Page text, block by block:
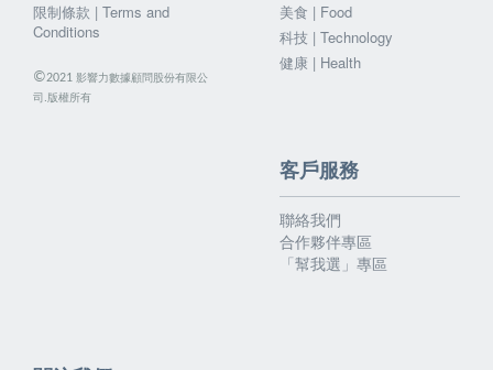
限制條款 | Terms and
Conditions
©2021 影響力數據顧問股份有限公
司.版權所有
美食 | Food
科技 | Technology
健康 | Health
客戶服務
聯絡我們
合作夥伴專區
「幫我選」專區